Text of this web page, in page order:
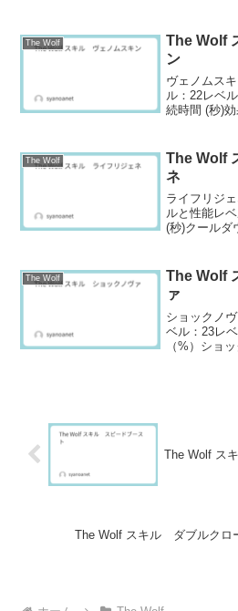
The Wolf
The Wolf
ン
ヴェノムス
ル：22レベ
続時間 (秒)
The Wolf
The Wolf
ネ
ライフリジ
ルと性能レ
(秒)クールダ
The Wolf
The Wolf
ァ
ショックノ
ベル：23レ
（%）ショ
The Wolf ス
The Wolf スキル ダブルクロ